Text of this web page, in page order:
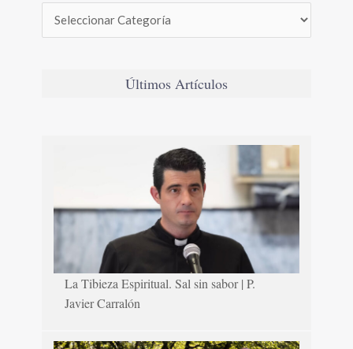
Últimos Artículos
La Tibieza Espiritual. Sal sin sabor | P.
Javier Carralón